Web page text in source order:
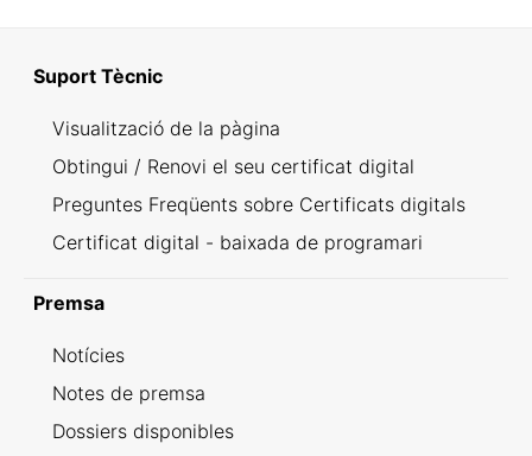
Suport Tècnic
Visualització de la pàgina
Obtingui / Renovi el seu certificat digital
Preguntes Freqüents sobre Certificats digitals
Certificat digital - baixada de programari
Premsa
Notícies
Notes de premsa
Dossiers disponibles